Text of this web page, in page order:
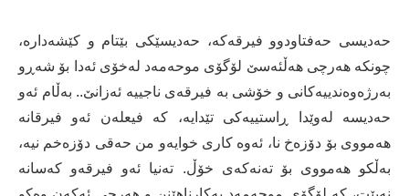
حەدیسی حەفتاودوو فیرقەکە، حەدیسێکی بێتام و کێشەدارە،
چونکە هەرچی هەڵئەسێ لۆگۆی موحەمەد لەخۆی ئەدا بۆ شەڕو
بەرژەوەندییەکانی و خۆشی بە فیرقەی ناجییە ئەزانێ.. بەڵام ئەو
حەدیسە لەوێدا ڕاستییەکی تێدایە، کە فیعلەن ئەو فیرقانە
هەمووی بۆ دۆزەخ نا، ئەوە کاری خوایەو من حەقی دۆزەخم نیە،
بەڵکو هەمووی بۆ تەنەکەی خۆڵ. تەنیا ئەو فیرقەو کەسانە